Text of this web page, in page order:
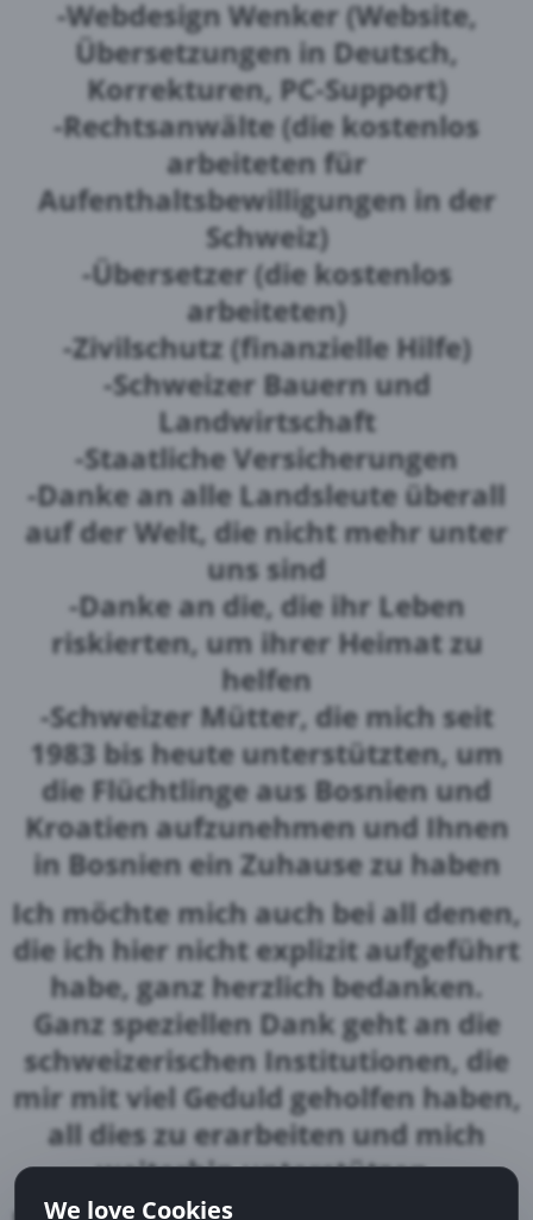
-Webdesign Wenker (Website,
Übersetzungen in Deutsch,
Korrekturen, PC-Support)
-Rechtsanwälte (die kostenlos
arbeiteten für
Aufenthaltsbewilligungen in der
Schweiz)
-Übersetzer (die kostenlos
arbeiteten)
-Zivilschutz (finanzielle Hilfe)
-Schweizer Bauern und
Landwirtschaft
-Staatliche Versicherungen
-Danke an alle Landsleute überall
auf der Welt, die nicht mehr unter
uns sind
-Danke an die, die ihr Leben
riskierten, um ihrer Heimat zu
helfen
-Schweizer Mütter, die mich seit
1983 bis heute unterstützten, um
die Flüchtlinge aus Bosnien und
Kroatien aufzunehmen und Ihnen
in Bosnien ein Zuhause zu haben
Ich möchte mich auch bei all denen,
die ich hier nicht explizit aufgeführt
habe, ganz herzlich bedanken.
Ganz speziellen Dank geht an die
schweizerischen Institutionen, die
mir mit viel Geduld geholfen haben,
all dies zu erarbeiten und mich
weiterhin unterstützen.
We love Cookies